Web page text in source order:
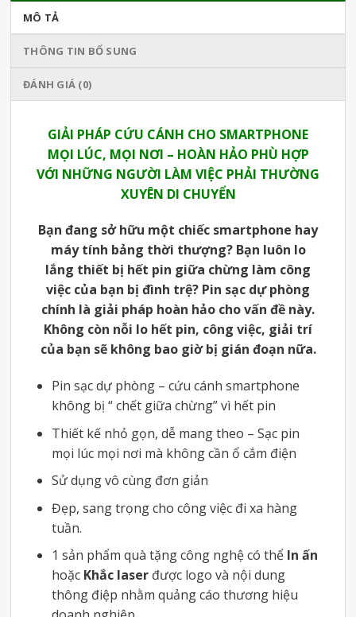
MÔ TẢ
THÔNG TIN BỔ SUNG
ĐÁNH GIÁ (0)
GIẢI PHÁP CỨU CÁNH CHO SMARTPHONE
MỌI LÚC, MỌI NƠI – HOÀN HẢO PHÙ HỢP
VỚI NHỮNG NGƯỜI LÀM VIỆC PHẢI THƯỜNG
XUYÊN DI CHUYỂN
Bạn đang sở hữu một chiếc smartphone hay
máy tính bảng thời thượng? Bạn luôn lo
lắng thiết bị hết pin giữa chừng làm công
việc của bạn bị đình trệ? Pin sạc dự phòng
chính là giải pháp hoàn hảo cho vấn đề này.
Không còn nỗi lo hết pin, công việc, giải trí
của bạn sẽ không bao giờ bị gián đoạn nữa.
Pin sạc dự phòng – cứu cánh smartphone
không bị “ chết giữa chừng” vì hết pin
Thiết kế nhỏ gọn, dễ mang theo – Sạc pin
mọi lúc mọi nơi mà không cần ổ cắm điện
Sử dụng vô cùng đơn giản
Đẹp, sang trọng cho công việc đi xa hàng
tuần.
1 sản phẩm quà tặng công nghệ có thể In ấn
hoặcKhắc laserđược logo và nội dung
thông điệp nhằm quảng cáo thương hiệu